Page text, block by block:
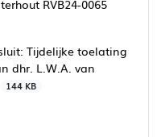
RVB24-0065
Tijdelijke toelating
dhr. L.W.A. van
144 KB